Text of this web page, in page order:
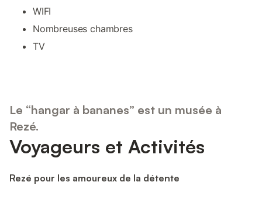
WIFI
Nombreuses chambres
TV
Le “hangar à bananes” est un musée à
Rezé.
Voyageurs et Activités
Rezé pour les amoureux de la détente